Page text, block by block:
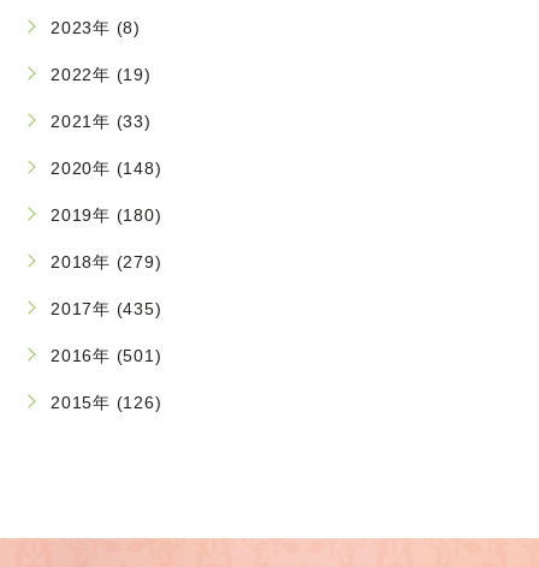
2023年 (8)
2022年 (19)
2021年 (33)
2020年 (148)
2019年 (180)
2018年 (279)
2017年 (435)
2016年 (501)
2015年 (126)